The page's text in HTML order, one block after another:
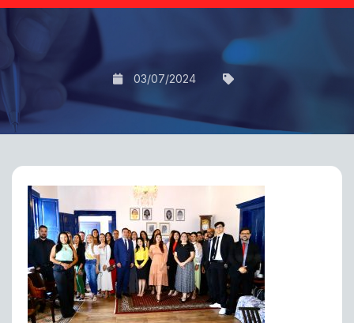
03/07/2024